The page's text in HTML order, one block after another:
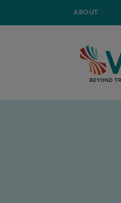
ABOUT
NEWS